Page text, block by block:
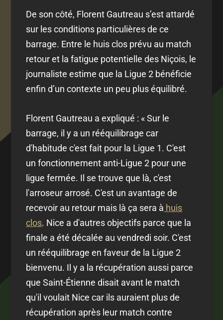
De son côté, Florent Gautreau s’est attardé
sur les conditions particulières de ce
barrage. Entre le huis clos prévu au match
retour et la fatigue potentielle des Niçois, le
journaliste estime que la Ligue 2 bénéficie
enfin d’un contexte un peu plus équilibré.
Florent Gautreau a expliqué : « Sur le
barrage, il y a un rééquilibrage car
d'habitude c'est fait pour la Ligue 1. C'est
un fonctionnement anti-Ligue 2 pour une
ligue fermée. Il se trouve que là, c'est
l'arroseur arrosé. C'est un avantage de
recevoir au retour mais là ça sera à huis
clos. Nice a d'autres objectifs parce que la
finale a été décalée au vendredi soir. C'est
un rééquilibrage en faveur de la Ligue 2
bienvenu. Il y a la récupération aussi parce
que Saint-Étienne disait avant le match
qu'il voulait Nice car ils auraient plus de
récupération après leur match contre